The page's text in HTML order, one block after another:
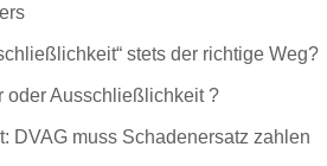
stets der richtige Weg?
oder Ausschließlichkeit ?
DVAG muss Schadenersatz zahlen